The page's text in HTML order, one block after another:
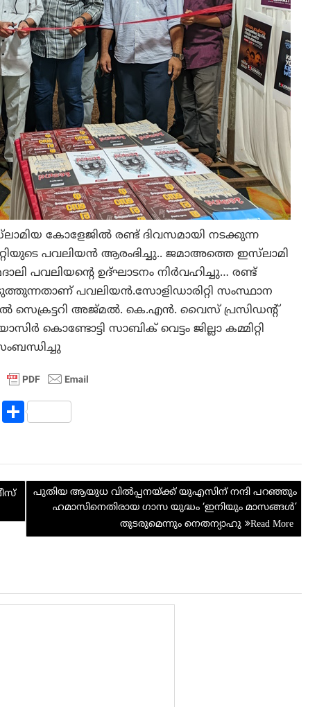
കോളേജിൽ രണ്ട് ദിവസമായി നടക്കുന്ന
പവലിയൻ ആരംഭിച്ചു.. ജമാഅത്തെ ഇസ്‌ലാമി
പവലിയന്റെ ഉദ്ഘാടനം നിർവഹിച്ചു… രണ്ട്
പവലിയൻ.സോളിഡാരിറ്റി സംസ്ഥാന
സെക്രട്ടറി അജ്മൽ. കെ.എൻ. വൈസ് പ്രസിഡന്റ്‌
കൊണ്ടോട്ടി സാബിക് വെട്ടം ജില്ലാ കമ്മിറ്റി
R S
ar
eപുതിയ ആയുധ വിൽപ്പനയ്ക്ക് യുഎസിന് നന്ദി പറഞ്ഞും
ഹമാസിനെതിരായ ഗാസ യുദ്ധം ‘ഇനിയും മാസങ്ങൾ’
തുടരുമെന്നും നെതന്യാഹു